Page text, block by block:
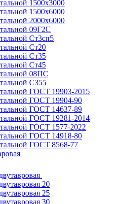
1500х3000
1500х6000
2000х6000
09Г2С
Ст3сп5
Ст20
Ст35
Ст45
08ПС
С355
ГОСТ 19903-2015
ГОСТ 19904-90
ГОСТ 14637-89
ГОСТ 19281-2014
ГОСТ 1577-2022
ГОСТ 14918-80
ГОСТ 8568-77
20
25
30